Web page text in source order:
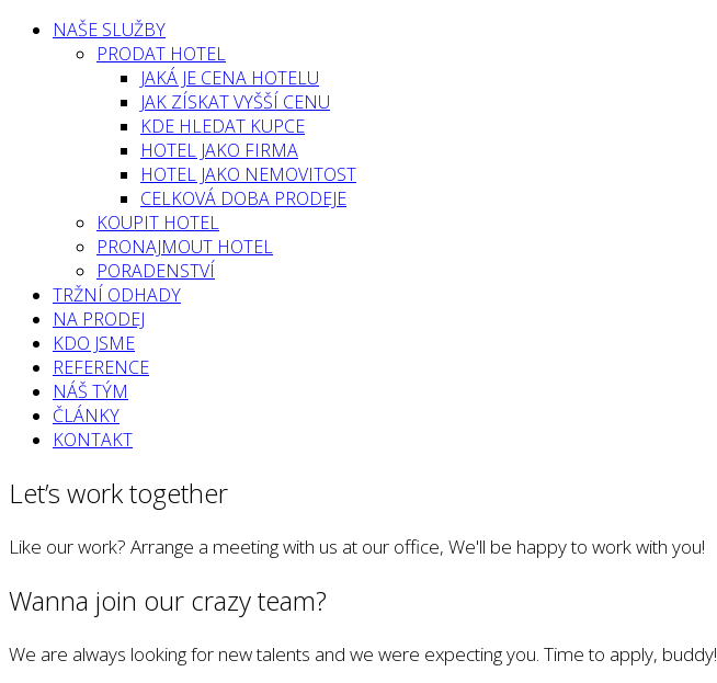
NAŠE SLUŽBY
PRODAT HOTEL
JAKÁ JE CENA HOTELU
JAK ZÍSKAT VYŠŠÍ CENU
KDE HLEDAT KUPCE
HOTEL JAKO FIRMA
HOTEL JAKO NEMOVITOST
CELKOVÁ DOBA PRODEJE
KOUPIT HOTEL
PRONAJMOUT HOTEL
PORADENSTVÍ
TRŽNÍ ODHADY
NA PRODEJ
KDO JSME
REFERENCE
NÁŠ TÝM
ČLÁNKY
KONTAKT
Let’s work together
Like our work? Arrange a meeting with us at our office, We'll be happy to work with you!
Wanna join our crazy team?
We are always looking for new talents and we were expecting you. Time to apply, buddy!